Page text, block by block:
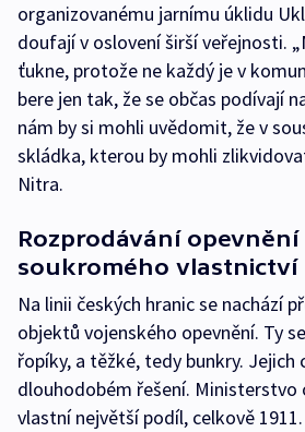
organizovanému jarnímu úklidu
doufají v oslovení širší veřejnosti.
ťukne, protože ne každý je v
bere jen tak, že se občas podívají
nám by si mohli uvědomit, že v
skládka, kterou by mohli
Nitra.
Rozprodávání opevnění
soukromého vlastnictví
Na linii českých hranic se nachází
objektů vojenského opevnění. Ty
řopíky, a těžké, tedy bunkry. Jejich
dlouhodobém řešení. Ministerstvo
vlastní největší podíl, celkově